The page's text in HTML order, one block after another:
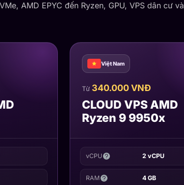
AMD EPYC đến Ryzen, GPU, VPS dân cư và
Việt Nam
Từ 340.000 VNĐ
CLOUD VPS AMD
Ryzen 9 9950x
vCPU 2 vCPU
RAM 4 GB